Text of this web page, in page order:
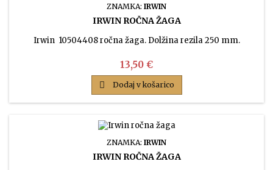
ZNAMKA: IRWIN
IRWIN ROČNA ŽAGA
Irwin 10504408 ročna žaga. Dolžina rezila 250 mm.
Cena
13,50 €
 Dodaj v košarico
ZNAMKA: IRWIN
IRWIN ROČNA ŽAGA